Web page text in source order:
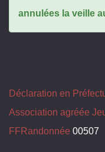
annulées la veille
Déclaration en
Association agréée
FFRandonnée 00507